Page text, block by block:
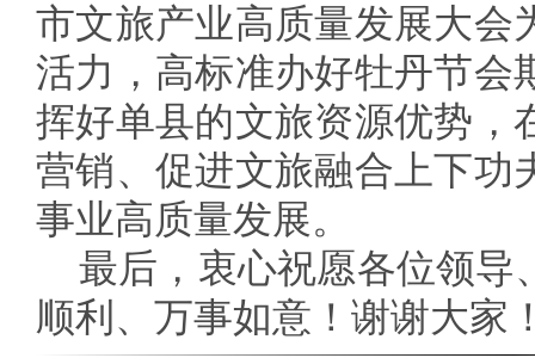
市文旅产业高质量发展大会
活力，高标准办好牡丹节会
挥好单县的文旅资源优势，
营销、促进文旅融合上下功
事业高质量发展。
最后，衷心祝愿各位领导
顺利、万事如意！谢谢大家